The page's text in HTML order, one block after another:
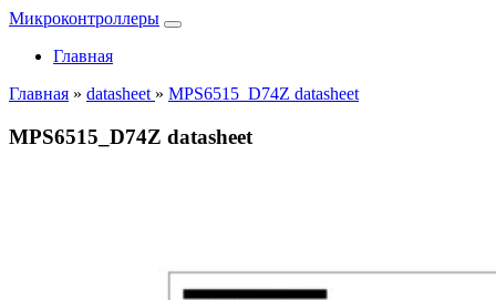
Микроконтроллеры
Главная
Главная » datasheet » MPS6515_D74Z datasheet
MPS6515_D74Z datasheet